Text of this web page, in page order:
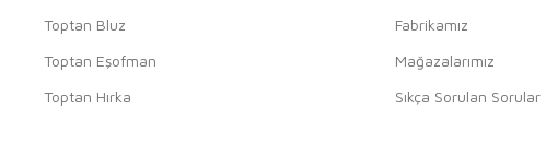
Toptan Bluz
Toptan Eşofman
Toptan Hırka
Fabrikamız
Mağazalarımız
Sıkça Sorulan Sorular